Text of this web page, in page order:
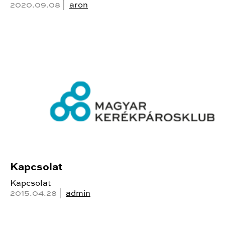
2020.09.08 | aron
Kapcsolat
Kapcsolat
2015.04.28 | admin